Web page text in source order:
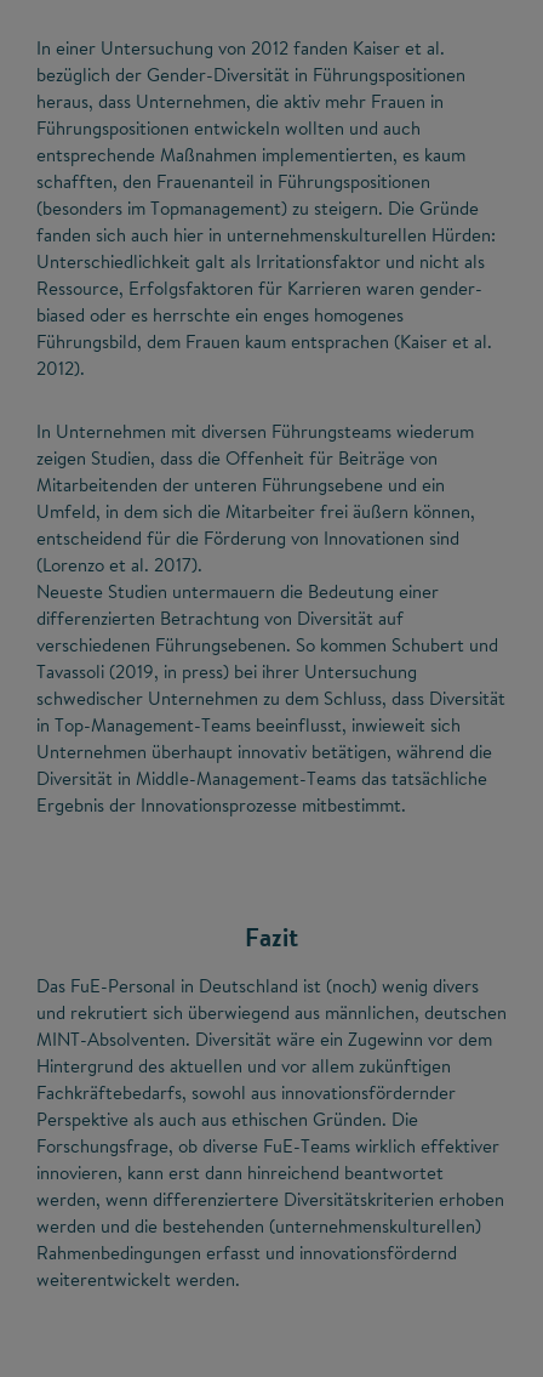
In einer Untersuchung von 2012 fanden Kaiser et al.
bezüglich der Gender-Diversität in Führungspositionen
heraus, dass Unternehmen, die aktiv mehr Frauen in
Führungspositionen entwickeln wollten und auch
entsprechende Maßnahmen implementierten, es kaum
schafften, den Frauenanteil in Führungspositionen
(besonders im Topmanagement) zu steigern. Die Gründe
fanden sich auch hier in unternehmenskulturellen Hürden:
Unterschiedlichkeit galt als Irritationsfaktor und nicht als
Ressource, Erfolgsfaktoren für Karrieren waren gender-
biased oder es herrschte ein enges homogenes
Führungsbild, dem Frauen kaum entsprachen (Kaiser et al.
2012).
In Unternehmen mit diversen Führungsteams wiederum
zeigen Studien, dass die Offenheit für Beiträge von
Mitarbeitenden der unteren Führungsebene und ein
Umfeld, in dem sich die Mitarbeiter frei äußern können,
entscheidend für die Förderung von Innovationen sind
(Lorenzo et al. 2017).
Neueste Studien untermauern die Bedeutung einer
differenzierten Betrachtung von Diversität auf
verschiedenen Führungsebenen. So kommen Schubert und
Tavassoli (2019, in press) bei ihrer Untersuchung
schwedischer Unternehmen zu dem Schluss, dass Diversität
in Top-Management-Teams beeinflusst, inwieweit sich
Unternehmen überhaupt innovativ betätigen, während die
Diversität in Middle-Management-Teams das tatsächliche
Ergebnis der Innovationsprozesse mitbestimmt.
Fazit
Das FuE-Personal in Deutschland ist (noch) wenig divers
und rekrutiert sich überwiegend aus männlichen, deutschen
MINT-Absolventen. Diversität wäre ein Zugewinn vor dem
Hintergrund des aktuellen und vor allem zukünftigen
Fachkräftebedarfs, sowohl aus innovationsfördernder
Perspektive als auch aus ethischen Gründen. Die
Forschungsfrage, ob diverse FuE-Teams wirklich effektiver
innovieren, kann erst dann hinreichend beantwortet
werden, wenn differenziertere Diversitätskriterien erhoben
werden und die bestehenden (unternehmenskulturellen)
Rahmenbedingungen erfasst und innovationsfördernd
weiterentwickelt werden.